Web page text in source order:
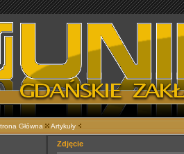
Główna Artykuły
Zdjęcie